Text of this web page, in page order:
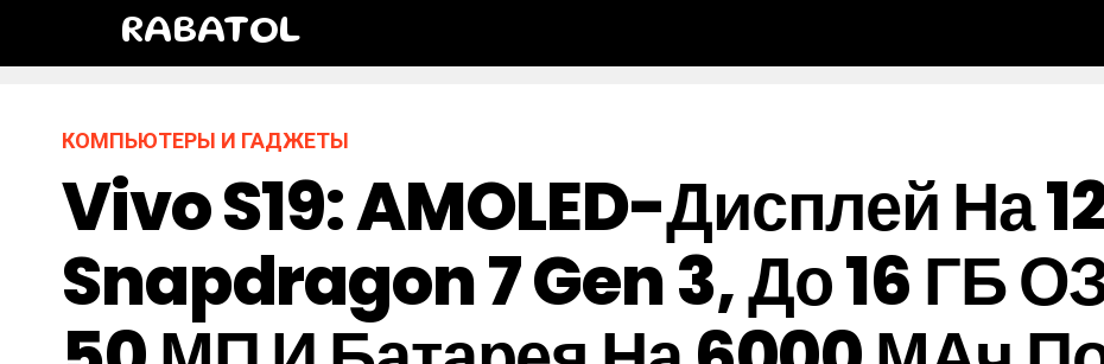
RABATOL
КОМПЬЮТЕРЫ И ГАДЖЕТЫ
Vivo S19: AMOLED-Дисплей На
Snapdragon 7 Gen 3, До 16 ГБ